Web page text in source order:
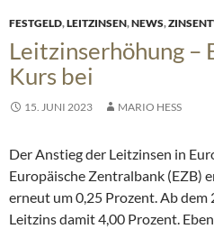
FESTGELD,LEITZINSEN,NEWS,
Leitzinserhöhung –
Kurs bei
15. JUNI 2023 MARIO HESS
Der Anstieg der Leitzinsen in
Europäische Zentralbank (EZB)
erneut um 0,25 Prozent. Ab
Leitzins damit 4,00 Prozent.